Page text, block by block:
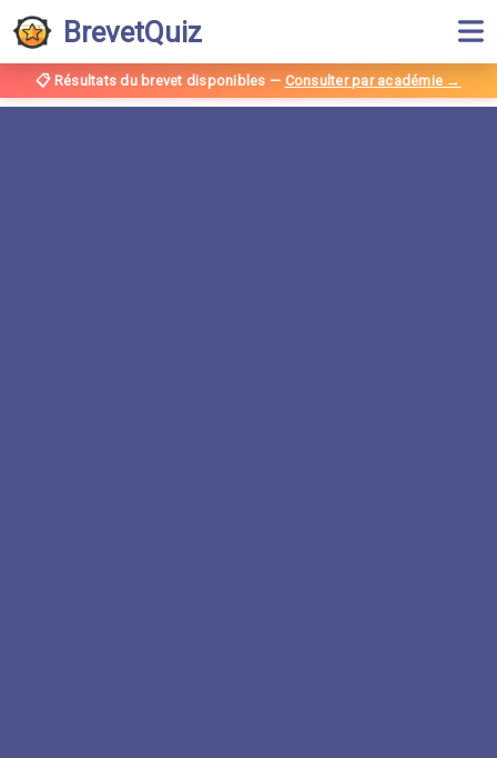
BrevetQuiz
📋 Résultats du brevet disponibles — Consulter par académie →